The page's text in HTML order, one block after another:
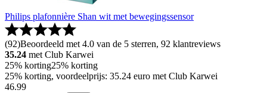
Philips plafonnière Shan wit met bewegingssensor
(92)Beoordeeld met 4.0 van de 5 sterren, 92 klantreviews
35.24 met Club Karwei
25% korting25% korting
25% korting, voordeelprijs: 35.24 euro met Club Karwei
46.99